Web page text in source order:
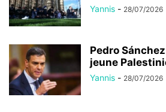
Yannis - 28/07/2026
Pedro
jeune
Yannis - 28/07/2026